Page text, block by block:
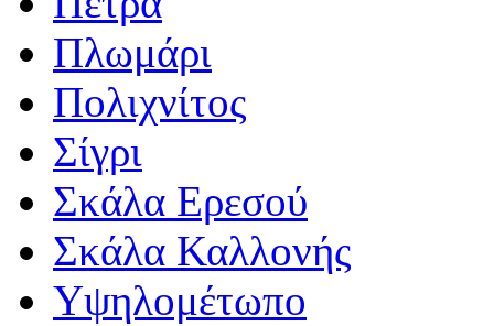
Πλωμάρι
Πολιχνίτος
Σίγρι
Σκάλα Ερεσού
Σκάλα Καλλονής
Υψηλομέτωπο